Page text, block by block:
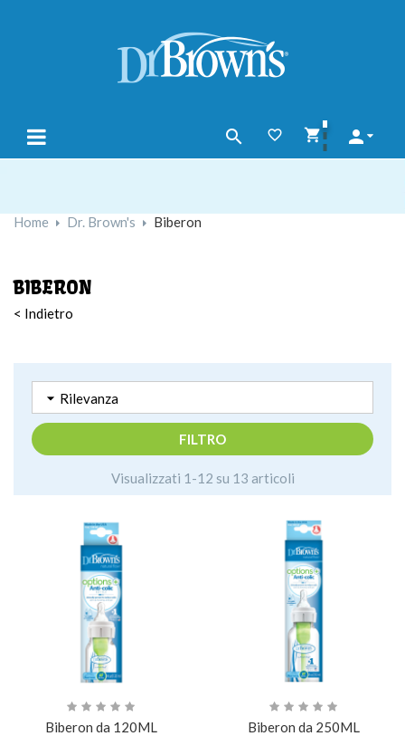




navigazione
☰
Home Dr. Brown's Biberon
BIBERON
< Indietro
Rilevanza

FILTRO
Visualizzati 1-12 su 13 articoli
Biberon da 120ML Biberon da 250ML